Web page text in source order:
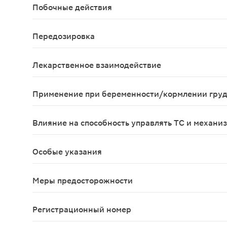
Побочные действия
Передозировка
Лекарственное взаимодействие
Применение при беременности/кормлении
Влияние на способность управлять ТС и
Особые указания
Меры предосторожности
Регистрационный номер